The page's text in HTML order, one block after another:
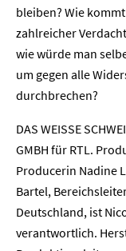
bleiben? Wie
zahlreicher
wie würde man
um gegen alle
durchbrechen?
DAS WEISSE
GMBH für RTL.
Producerin Nadine
Bartel,
Deutschland, ist
verantwortlich.
Home
Presse
Karriere
Kontakt
Newsletter